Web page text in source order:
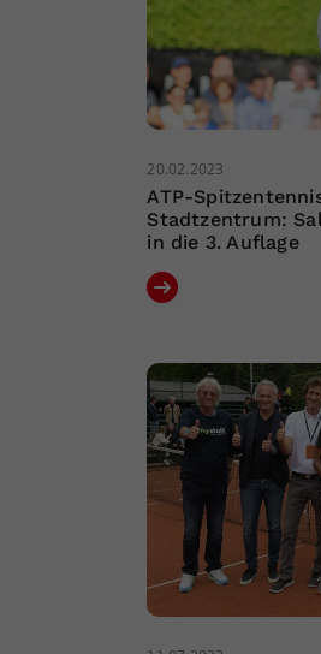
20.02.2023
ATP-
Stadtzentrum:
in die 3. Auflage